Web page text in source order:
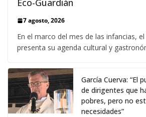
Eco-Guardián
7 agosto, 2026
En el marco del mes de las infancias,
presenta su agenda cultural y
García Cuerva: “El
de dirigentes que
pobres, pero no
necesidades”